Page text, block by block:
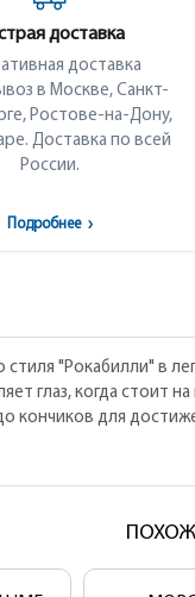
доставка
доставка
в Москве, Санкт-
Ростове-на-Дону,
Доставка по всей
России.
Подробнее ›
стиля "Рокабилли" в
глаз, когда
кончиков для